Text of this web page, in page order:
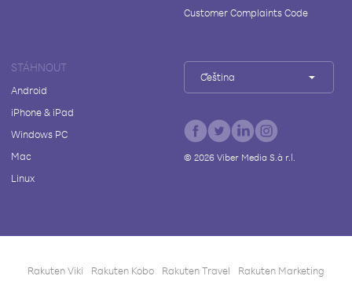
Customer Complaints Code
STÁHNOUT
Android
iPhone & iPad
Windows PC
Mac
Linux
Čeština
© 2026Viber Media S.à r.l.
Rakuten Viki Rakuten Kobo Rakuten Travel Rakuten Marketing